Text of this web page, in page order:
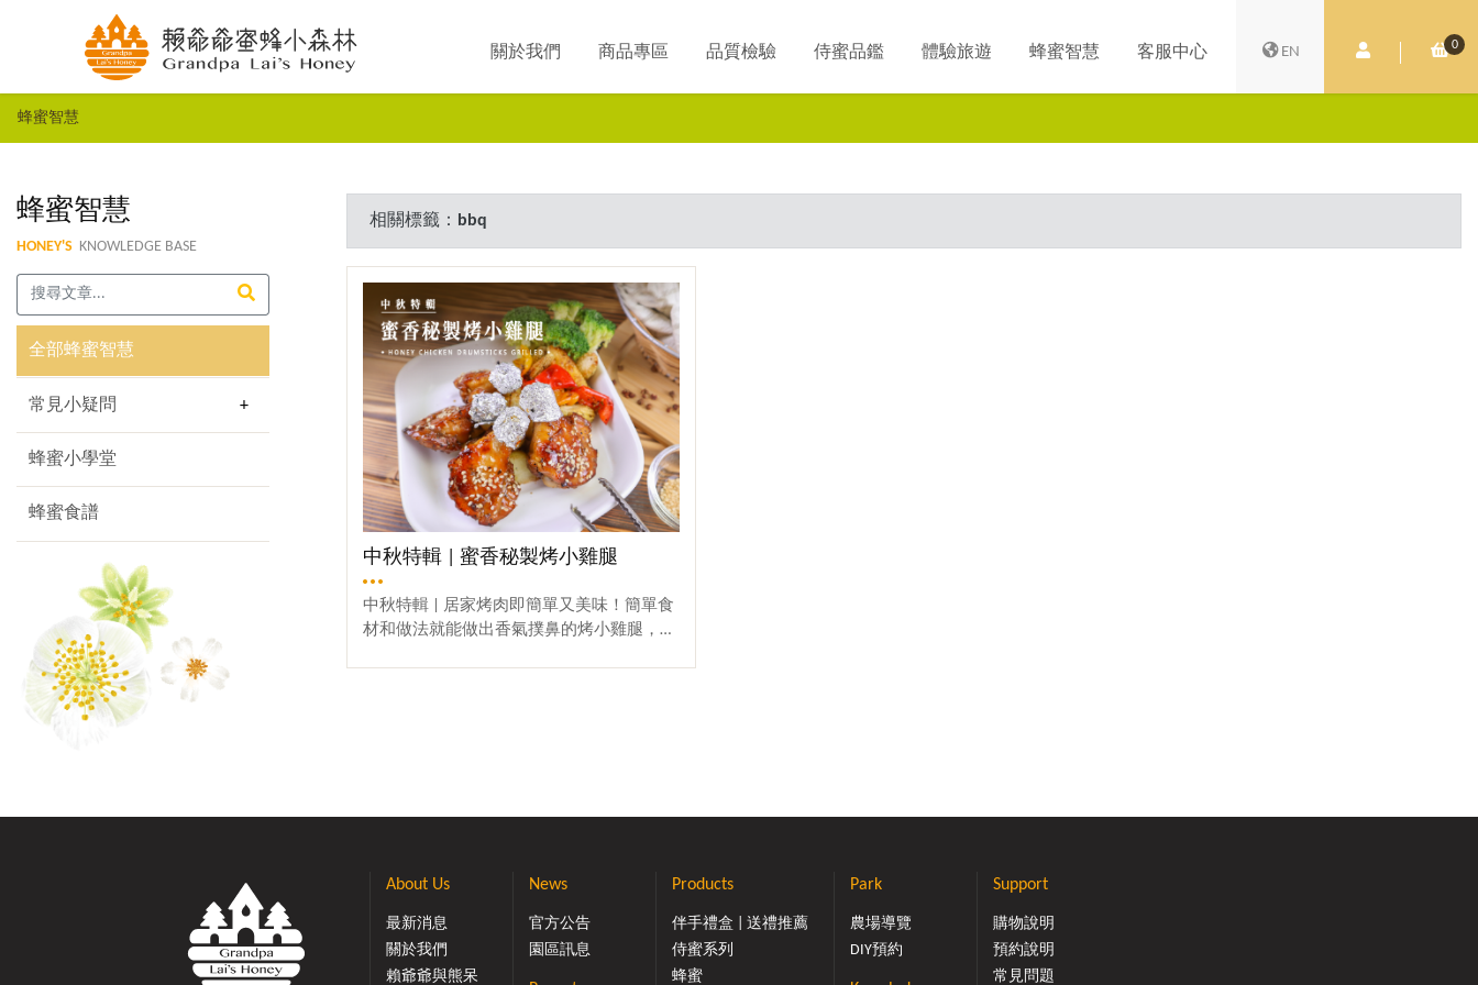
關於我們 商品專區 品質檢驗 侍蜜品鑑 體驗旅遊 蜂蜜智慧 客服中心 EN 會員中心 0
購
蜂蜜智慧
蜂蜜智慧
HONEY'S KNOWLEDGE BASE
全部蜂蜜智慧
常見小疑問
蜂蜜小學堂
蜂蜜食譜
相關標籤： bbq
觀看更多
中秋特輯 | 蜜香秘製烤小雞腿
中秋特輯 | 居家烤肉即簡單又美味！簡單食
材和做法就能做出香氣撲鼻的烤小雞腿，一
淨，瀝水(可用廚房紙巾稍擦拭)，再用刀在
小雞腿的前後切兩刀方便入味。接著，倒入
以下的配料後再幫他們“按摩”以便更快入
About Us
最新消息
關於我們
賴爺爺與熊呆
News
官方公告
園區訊息
Products
伴手禮盒 | 送禮推薦
侍蜜系列
蜂蜜
Park
農場導覽
DIY預約
Support
購物說明
預約說明
常見問題